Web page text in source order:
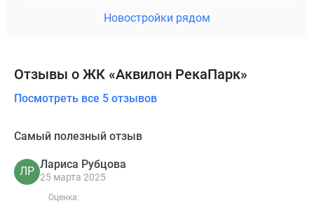
Новостройки рядом
Отзывы о ЖК «Аквилон РекаПарк»
Посмотреть все 5 отзывов
Самый полезный отзыв
ЛР
Лариса Рубцова
25 марта 2025
Оценка: